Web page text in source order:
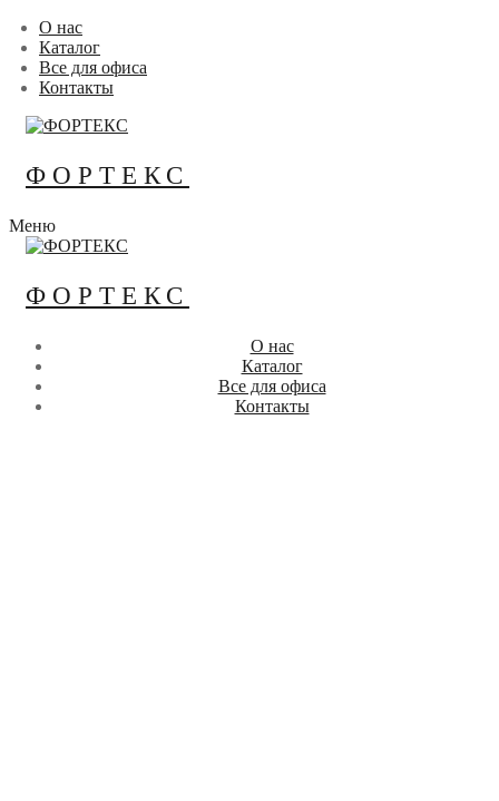
Перейти
содержимому
Меню
Закрыть
О нас
Каталог
Все для офиса
Контакты
ФОРТЕКС
Меню
ФОРТЕКС
О нас
Каталог
Все для офиса
Контакты